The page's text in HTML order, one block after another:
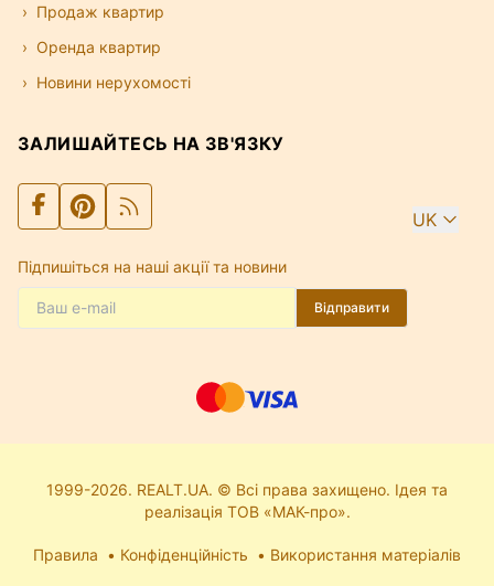
Продаж квартир
Оренда квартир
Новини нерухомості
ЗАЛИШАЙТЕСЬ НА ЗВ'ЯЗКУ
UK
Підпишіться на наші акції та новини
Відправити
1999-2026. REALT.UA. © Всі права захищено. Ідея та
реалізація ТОВ «МАК-про».
Правила Конфіденційність Використання матеріалів